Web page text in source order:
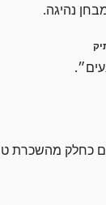
נהיגה.
מהשכרת